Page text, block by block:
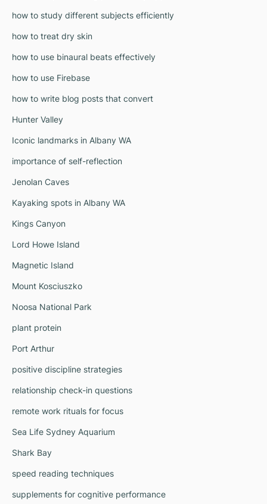
how to study different subjects efficiently
how to treat dry skin
how to use binaural beats effectively
how to use Firebase
how to write blog posts that convert
Hunter Valley
Iconic landmarks in Albany WA
importance of self-reflection
Jenolan Caves
Kayaking spots in Albany WA
Kings Canyon
Lord Howe Island
Magnetic Island
Mount Kosciuszko
Noosa National Park
plant protein
Port Arthur
positive discipline strategies
relationship check-in questions
remote work rituals for focus
Sea Life Sydney Aquarium
Shark Bay
speed reading techniques
supplements for cognitive performance